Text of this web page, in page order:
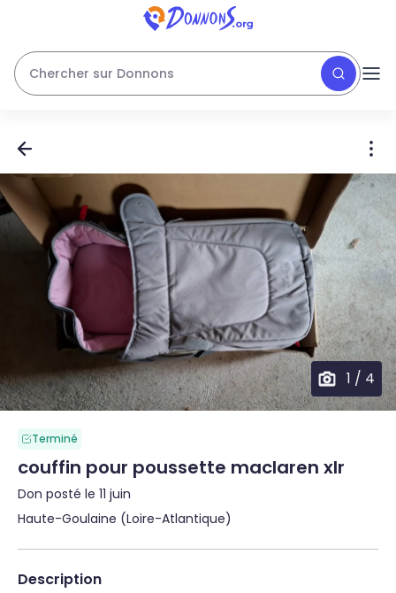
Chercher sur Donnons
1 / 4
Terminé
couffin pour poussette maclaren xlr
Don posté le 11 juin
Haute-Goulaine (Loire-Atlantique)
Description